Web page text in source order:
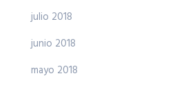
julio 2018
junio 2018
mayo 2018